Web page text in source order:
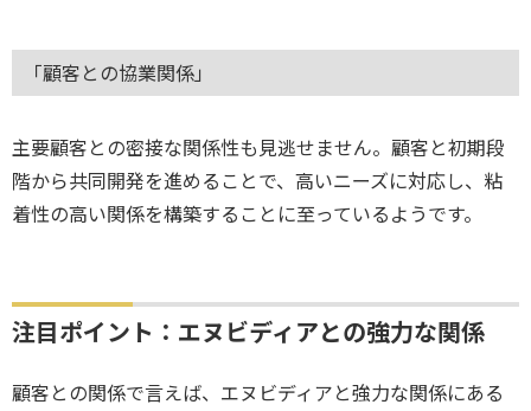
「顧客との協業関係」
主要顧客との密接な関係性も見逃せません。顧客と初期段
階から共同開発を進めることで、高いニーズに対応し、粘
着性の高い関係を構築することに至っているようです。
注目ポイント：エヌビディアとの強力な関係
顧客との関係で言えば、エヌビディアと強力な関係にある